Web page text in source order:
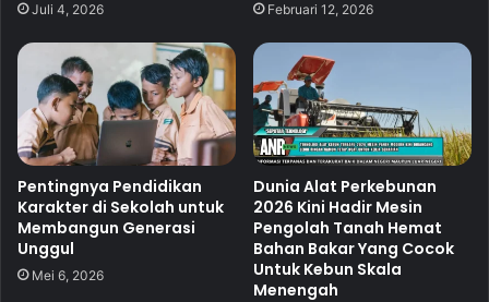
Juli 4, 2026 Februari 12, 2026
Pentingnya Pendidikan
Karakter di Sekolah untuk
Membangun Generasi
Unggul
Mei 6, 2026
Dunia Alat Perkebunan
2026 Kini Hadir Mesin
Pengolah Tanah Hemat
Bahan Bakar Yang Cocok
Untuk Kebun Skala
Menengah